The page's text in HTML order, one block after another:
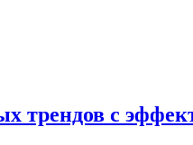
трендов с